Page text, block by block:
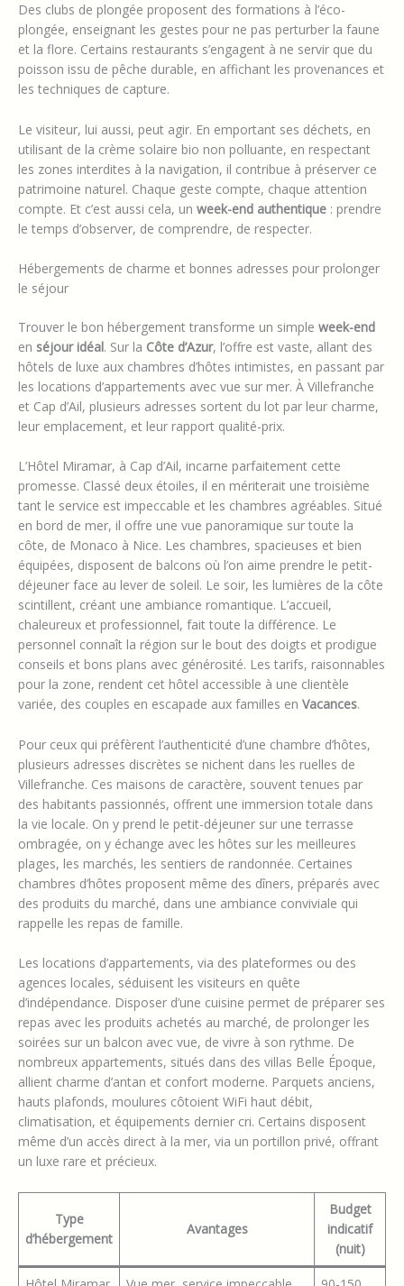
Des clubs de plongée proposent des formations à l’éco-
plongée, enseignant les gestes pour ne pas perturber la faune
et la flore. Certains restaurants s’engagent à ne servir que du
poisson issu de pêche durable, en affichant les provenances et
les techniques de capture.
Le visiteur, lui aussi, peut agir. En emportant ses déchets, en
utilisant de la crème solaire bio non polluante, en respectant
les zones interdites à la navigation, il contribue à préserver ce
patrimoine naturel. Chaque geste compte, chaque attention
compte. Et c’est aussi cela, un week-end authentique : prendre
le temps d’observer, de comprendre, de respecter.
Hébergements de charme et bonnes adresses pour prolonger
le séjour
Trouver le bon hébergement transforme un simple week-end
en séjour idéal. Sur la Côte d’Azur, l’offre est vaste, allant des
hôtels de luxe aux chambres d’hôtes intimistes, en passant par
les locations d’appartements avec vue sur mer. À Villefranche
et Cap d’Ail, plusieurs adresses sortent du lot par leur charme,
leur emplacement, et leur rapport qualité-prix.
L’Hôtel Miramar, à Cap d’Ail, incarne parfaitement cette
promesse. Classé deux étoiles, il en mériterait une troisième
tant le service est impeccable et les chambres agréables. Situé
en bord de mer, il offre une vue panoramique sur toute la
côte, de Monaco à Nice. Les chambres, spacieuses et bien
équipées, disposent de balcons où l’on aime prendre le petit-
déjeuner face au lever de soleil. Le soir, les lumières de la côte
scintillent, créant une ambiance romantique. L’accueil,
chaleureux et professionnel, fait toute la différence. Le
personnel connaît la région sur le bout des doigts et prodigue
conseils et bons plans avec générosité. Les tarifs, raisonnables
pour la zone, rendent cet hôtel accessible à une clientèle
variée, des couples en escapade aux familles en Vacances.
Pour ceux qui préfèrent l’authenticité d’une chambre d’hôtes,
plusieurs adresses discrètes se nichent dans les ruelles de
Villefranche. Ces maisons de caractère, souvent tenues par
des habitants passionnés, offrent une immersion totale dans
la vie locale. On y prend le petit-déjeuner sur une terrasse
ombragée, on y échange avec les hôtes sur les meilleures
plages, les marchés, les sentiers de randonnée. Certaines
chambres d’hôtes proposent même des dîners, préparés avec
des produits du marché, dans une ambiance conviviale qui
rappelle les repas de famille.
Les locations d’appartements, via des plateformes ou des
agences locales, séduisent les visiteurs en quête
d’indépendance. Disposer d’une cuisine permet de préparer ses
repas avec les produits achetés au marché, de prolonger les
soirées sur un balcon avec vue, de vivre à son rythme. De
nombreux appartements, situés dans des villas Belle Époque,
allient charme d’antan et confort moderne. Parquets anciens,
hauts plafonds, moulures côtoient WiFi haut débit,
climatisation, et équipements dernier cri. Certains disposent
même d’un accès direct à la mer, via un portillon privé, offrant
un luxe rare et précieux.
Type
d’hébergement
Avantages
Budget
indicatif
(nuit)